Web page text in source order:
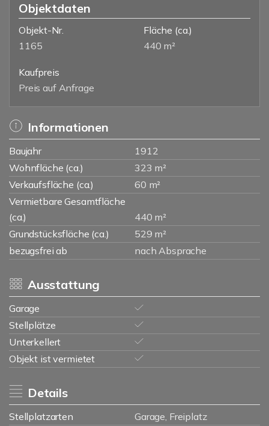
Objektdaten
Objekt-Nr.
1165
Fläche (ca.)
440 m²
Kaufpreis
Preis auf Anfrage
Informationen
Baujahr
1912
Wohnfläche (ca.)
323 m²
Verkaufsfläche (ca.)
60 m²
Vermietbare Gesamtfläche
(ca.)
440 m²
Grundstücksfläche (ca.)
529 m²
bezugsfrei ab
nach Absprache
Ausstattung
Garage
Stellplätze
Unterkellert
Objekt ist vermietet
Details
Stellplatzarten
Garage, Freiplatz